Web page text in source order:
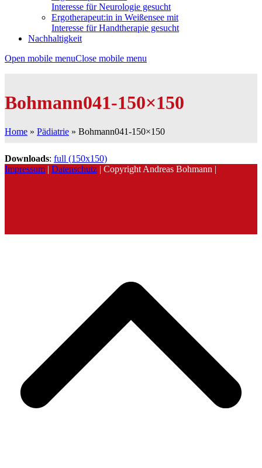
Interesse für Neurologie gesucht
Ergotherapeut:in in Weißensee mit
Interesse für Handtherapie gesucht
Nachhaltigkeit
Open mobile menuClose mobile menu
Bohmann041-150×150
Home » Pädiatrie » Bohmann041-150×150
Downloads: full (150x150)
Impressum | Datenschutz | Copyright Andreas Bohmann |